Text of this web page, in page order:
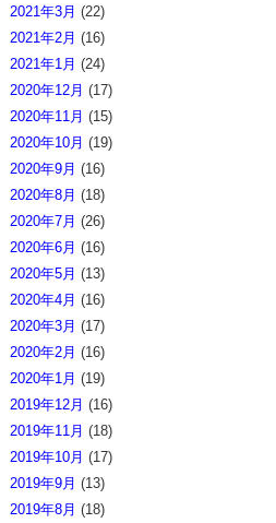
2021年3月 (22)
2021年2月 (16)
2021年1月 (24)
2020年12月 (17)
2020年11月 (15)
2020年10月 (19)
2020年9月 (16)
2020年8月 (18)
2020年7月 (26)
2020年6月 (16)
2020年5月 (13)
2020年4月 (16)
2020年3月 (17)
2020年2月 (16)
2020年1月 (19)
2019年12月 (16)
2019年11月 (18)
2019年10月 (17)
2019年9月 (13)
2019年8月 (18)